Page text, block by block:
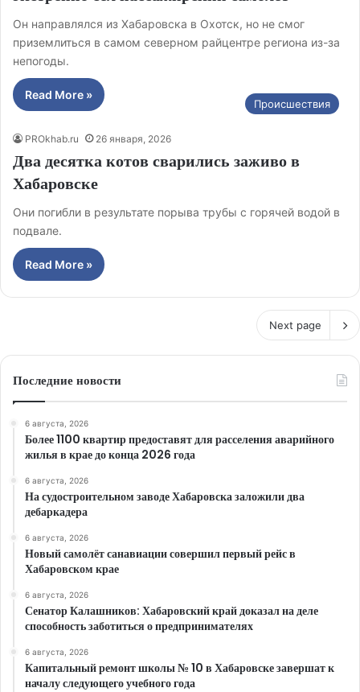
Он направлялся из Хабаровска в Охотск, но не смог
приземлиться в самом северном райцентре региона из-за
непогоды.
Read More »
Происшествия
PROkhab.ru 26 января, 2026
Два десятка котов сварились заживо в
Хабаровске
Они погибли в результате порыва трубы с горячей водой в
подвале.
Read More »
Next page
Последние новости
6 августа, 2026
Более 1100 квартир предоставят для расселения аварийного
жилья в крае до конца 2026 года
6 августа, 2026
На судостроительном заводе Хабаровска заложили два
дебаркадера
6 августа, 2026
Новый самолёт санавиации совершил первый рейс в
Хабаровском крае
6 августа, 2026
Сенатор Калашников: Хабаровский край доказал на деле
способность заботиться о предпринимателях
6 августа, 2026
Капитальный ремонт школы № 10 в Хабаровске завершат к
началу следующего учебного года